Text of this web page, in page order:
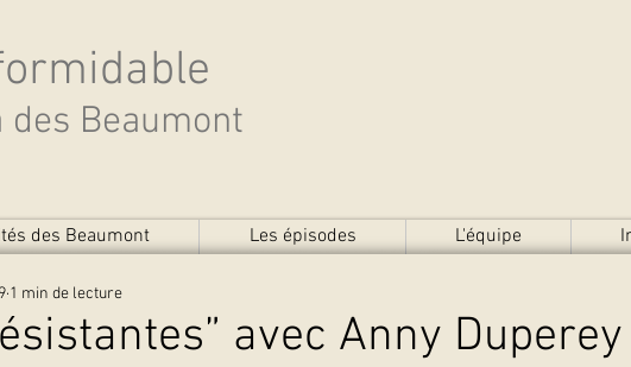
Beaumont
des Beaumont Les épisodes L'équipe
avec Anny Duperey
1 min de lecture